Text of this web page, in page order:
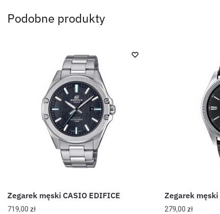
Podobne produkty
Zegarek męski CASIO EDIFICE
719,00 zł
Zegarek męski
279,00 zł